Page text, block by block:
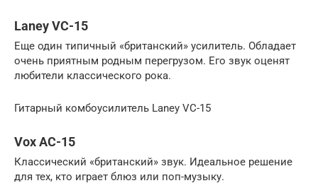
Laney VC-15
Еще один типичный «британский» усилитель. Обладает
очень приятным родным перегрузом. Его звук оценят
любители классического рока.
Гитарный комбоусилитель Laney VC-15
Vox AC-15
Классический «британский» звук. Идеальное решение
для тех, кто играет блюз или поп-музыку.